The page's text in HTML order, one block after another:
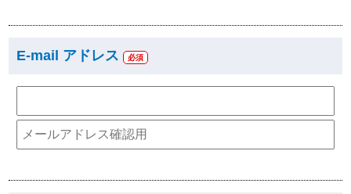
E-mail アドレス 必須